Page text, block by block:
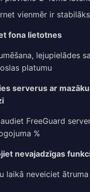
vienmēr ir stabilāks
fona lietotnes
lejupielādes
platumu
serverus ar mazāku
FreeGuard
%
nevajadzīgas
laikā neveiciet